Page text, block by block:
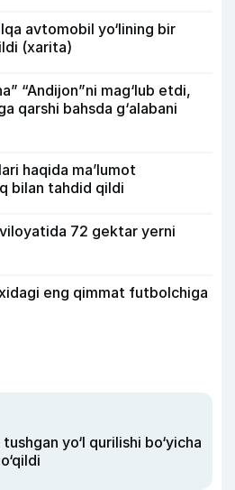
avtomobil yo‘lining bir
(xarita)
“Andijon”ni mag‘lub etdi,
qarshi bahsda g‘alabani
haqida ma’lumot
bilan tahdid qildi
72 gektar yerni
eng qimmat futbolchiga
yo‘l qurilishi bo‘yicha